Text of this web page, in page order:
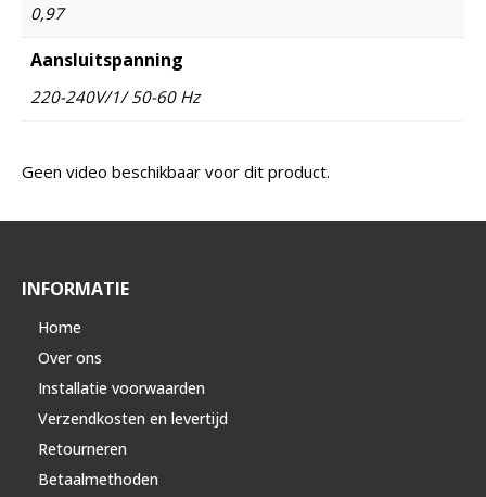
0,97
Aansluitspanning
220-240V/1/ 50-60 Hz
Geen video beschikbaar voor dit product.
INFORMATIE
Home
Over ons
Installatie voorwaarden
Verzendkosten en levertijd
Retourneren
Betaalmethoden